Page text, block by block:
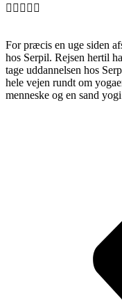
    
For præcis en uge siden
hos Serpil. Rejsen hertil
tage uddannelsen hos
hele vejen rundt om
menneske og en sand